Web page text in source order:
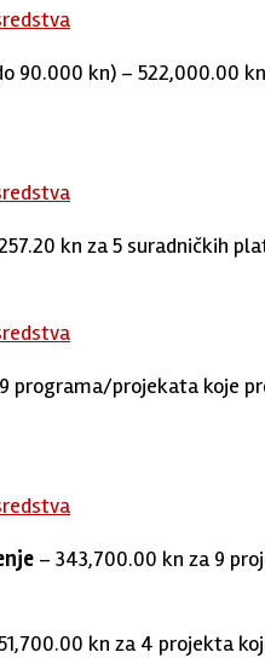
90.000 kn) – 522,000.00
kn za 5 suradničkih
programa/projekata koje
– 343,700.00 kn za 9
kn za 4 projekta